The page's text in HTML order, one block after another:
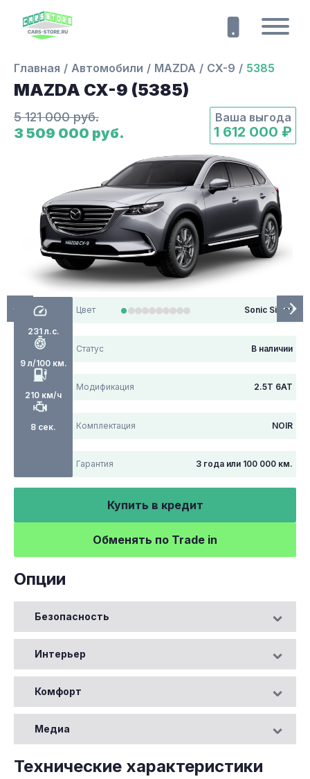
Главная Автомобили MAZDA CX-9 5385
MAZDA CX-9 (5385)
5 121 000 руб.
3 509 000 руб.
Ваша выгода
1 612 000 ₽
231 л.с.
9 л/100 км.
210 км/ч
8 сек.
Цвет Sonic Silver
Статус В наличии
Модификация 2.5T 6АТ
Комплектация NOIR
Гарантия 3 года или 100 000 км.
Купить в кредит
Обменять по Trade in
Опции
Безопасность
Интерьер
Комфорт
Медиа
Технические характеристики